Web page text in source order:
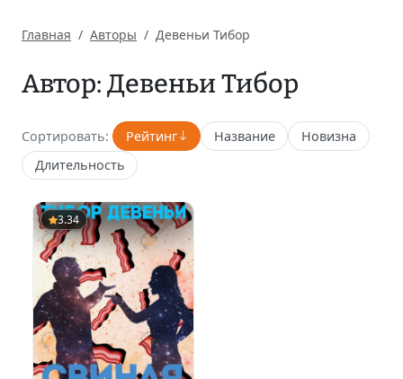
Главная Авторы Девеньи Тибор
Автор: Девеньи Тибор
Сортировать: Рейтинг Название
Новизна
Длительность
3.34